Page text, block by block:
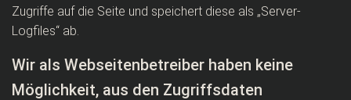
Zugriffe auf die Seite und speichert diese als „Server-
Logfiles“ ab.
Wir als Webseitenbetreiber haben keine
Möglichkeit, aus den Zugriffsdaten